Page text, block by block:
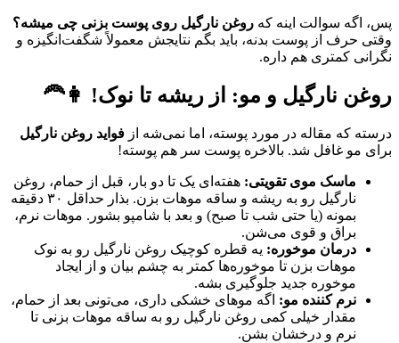
پس، اگه سوالت اینه که روغن نارگیل روی پوست بزنی چی میشه؟
وقتی حرف از پوست بدنه، باید بگم نتایجش معمولاً شگفت‌انگیزه و
نگرانی کمتری هم داره.
روغن نارگیل و مو: از ریشه تا نوک! 👩‍🦰
درسته که مقاله در مورد پوسته، اما نمی‌شه از فواید روغن نارگیل
برای مو غافل شد. بالاخره پوست سر هم پوسته!
ماسک موی تقویتی: هفته‌ای یک تا دو بار، قبل از حمام، روغن
نارگیل رو به ریشه و ساقه موهات بزن. بذار حداقل ۳۰ دقیقه
بمونه (یا حتی شب تا صبح) و بعد با شامپو بشور. موهات نرم،
براق و قوی می‌شن.
درمان موخوره: یه قطره کوچیک روغن نارگیل رو به نوک
موهات بزن تا موخوره‌ها کمتر به چشم بیان و از ایجاد
موخوره جدید جلوگیری بشه.
نرم کننده مو: اگه موهای خشکی داری، می‌تونی بعد از حمام،
مقدار خیلی کمی روغن نارگیل رو به ساقه موهات بزنی تا
نرم و درخشان بشن.